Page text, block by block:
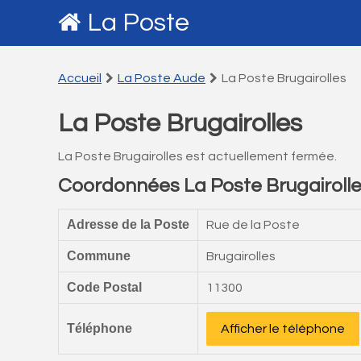
La Poste
Accueil La Poste Aude La Poste Brugairolles
La Poste Brugairolles
La Poste Brugairolles est actuellement fermée.
Coordonnées La Poste
Adresse de la Poste Rue de la Poste
Commune Brugairolles
Code Postal 11300
Téléphone Afficher le téléphone